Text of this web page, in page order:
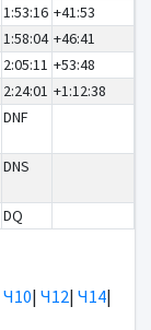
1:53:16 +41:53
1:58:04 +46:41
2:05:11 +53:48
2:24:01 +1:12:38
DNF
DNS
DQ
Ч10| Ч12| Ч14|